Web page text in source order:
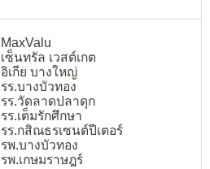
MaxValu
เซ็นทรัล เวสต์เกต
อิเกีย บางใหญ่
รร.บางบัวทอง
รร.วัดลาดปลาดุก
รร.เต็มรักศึกษา
รร.กสิณธรเซนต์ปีเตอร์
รพ.บางบัวทอง
รพ.เกษมราษฎร์